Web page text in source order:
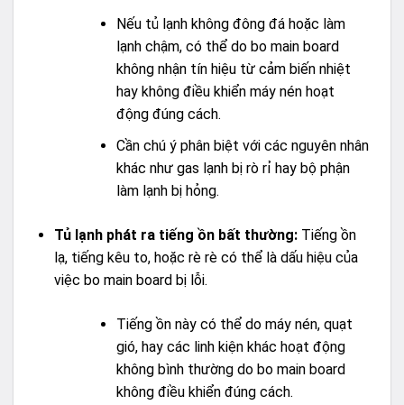
Nếu tủ lạnh không đông đá hoặc làm
lạnh chậm, có thể do bo main board
không nhận tín hiệu từ cảm biến nhiệt
hay không điều khiển máy nén hoạt
động đúng cách.
Cần chú ý phân biệt với các nguyên nhân
khác như gas lạnh bị rò rỉ hay bộ phận
làm lạnh bị hỏng.
Tủ lạnh phát ra tiếng ồn bất thường:Tiếng ồn
lạ, tiếng kêu to, hoặc rè rè có thể là dấu hiệu của
việc bo main board bị lỗi.
Tiếng ồn này có thể do máy nén, quạt
gió, hay các linh kiện khác hoạt động
không bình thường do bo main board
không điều khiển đúng cách.